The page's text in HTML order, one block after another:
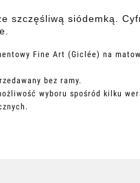
szczęśliwą siódemką.
Fine Art (Giclée) na
bez ramy.
wyboru spośród kilku